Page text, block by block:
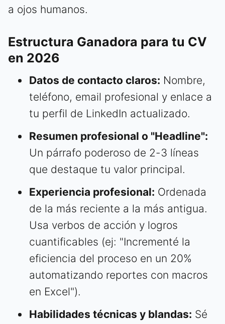
a ojos humanos.
Estructura Ganadora para tu CV
en 2026
Datos de contacto claros: Nombre,
teléfono, email profesional y enlace a
tu perfil de LinkedIn actualizado.
Resumen profesional o "Headline":
Un párrafo poderoso de 2-3 líneas
que destaque tu valor principal.
Experiencia profesional: Ordenada
de la más reciente a la más antigua.
Usa verbos de acción y logros
cuantificables (ej: "Incrementé la
eficiencia del proceso en un 20%
automatizando reportes con macros
en Excel").
Habilidades técnicas y blandas: Sé